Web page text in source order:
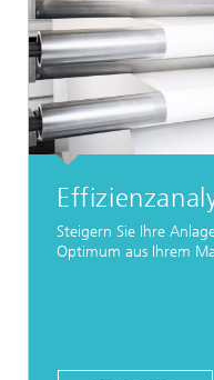
Steigern Sie Ihre
Optimum aus Ihrem